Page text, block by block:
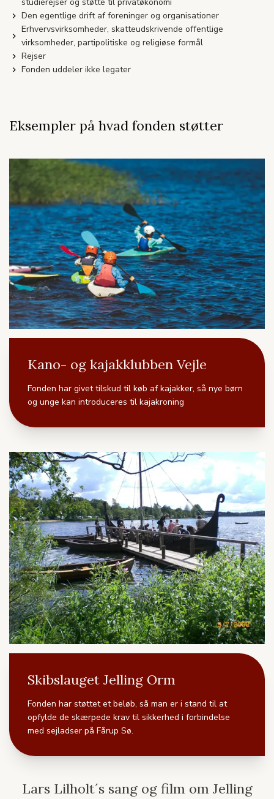
Den egentlige drift af foreninger og organisationer
Erhvervsvirksomheder, skatteudskrivende offentlige
virksomheder, partipolitiske og religiøse formål
Rejser
Fonden uddeler ikke legater
Eksempler på hvad fonden støtter
Kano- og kajakklubben Vejle
Fonden har givet tilskud til køb af kajakker, så nye børn
og unge kan introduceres til kajakroning
Skibslauget Jelling Orm
Fonden har støttet et beløb, så man er i stand til at
opfylde de skærpede krav til sikkerhed i forbindelse
med sejladser på Fårup Sø.
Lars Lilholt´s sang og film om Jelling